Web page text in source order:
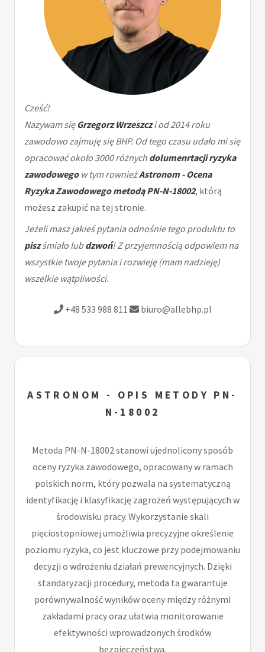
Cześć!
Nazywam sięGrzegorz Wrzeszczi od 2014 roku
zawodowo zajmuję się BHP. Od tego czasu udało mi się
opracować około 3000 różnych dolumenrtacji ryzyka
zawodowegow tym rownieżAstronom - Ocena
Ryzyka Zawodowego metodą PN-N-18002, którą
możesz zakupić na tej stronie.
Jeżeli masz jakieś pytania odnośnie tego produktu to
piszśmiało lubdzwoń! Z przyjemnością odpowiem na
wszystkie twoje pytania i rozwieję (mam nadzieję)
wszelkie wątpliwości.
+48 533 988 811 biuro@allebhp.pl
ASTRONOM - OPIS METODY PN-
N-18002
Metoda PN-N-18002 stanowi ujednolicony sposób
oceny ryzyka zawodowego, opracowany w ramach
polskich norm, który pozwala na systematyczną
identyfikację i klasyfikację zagrożeń występujących w
środowisku pracy. Wykorzystanie skali
pięciostopniowej umożliwia precyzyjne określenie
poziomu ryzyka, co jest kluczowe przy podejmowaniu
decyzji o wdrożeniu działań prewencyjnych. Dzięki
standaryzacji procedury, metoda ta gwarantuje
porównywalność wyników oceny między różnymi
zakładami pracy oraz ułatwia monitorowanie
efektywności wprowadzonych środków
bezpieczeństwa.